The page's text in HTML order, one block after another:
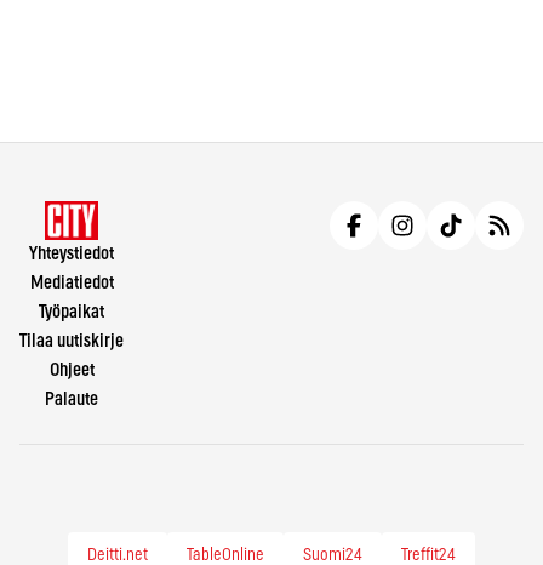
Yhteystiedot
Mediatiedot
Työpaikat
Tilaa uutiskirje
Ohjeet
Palaute
Deitti.net TableOnline Suomi24 Treffit24